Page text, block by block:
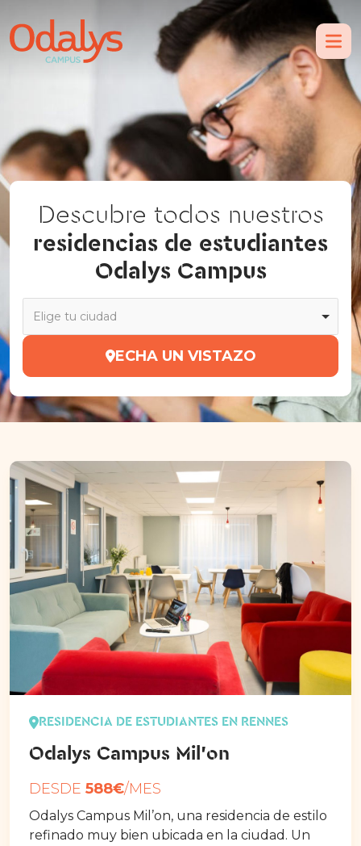
Descubre todos nuestros
residencias de estudiantes
Odalys Campus
Elige tu ciudad
ECHA UN VISTAZO
RESIDENCIA DE ESTUDIANTES EN RENNES
Odalys Campus Mil’on
DESDE 588€/MES
Odalys Campus Mil’on, una residencia de estilo
refinado muy bien ubicada en la ciudad. Un